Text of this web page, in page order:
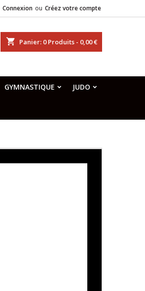
Connexion ou Créez votre compte
shopping_cart Panier: 0Produits - 0,00 €
GYMNASTIQUE JUDO